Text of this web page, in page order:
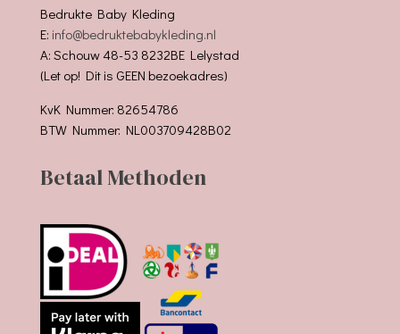
Bedrukte Baby Kleding
E: info@bedruktebabykleding.nl
A: Schouw 48-53 8232BE Lelystad
(Let op! Dit is GEEN bezoekadres)
KvK Nummer: 82654786
BTW Nummer: NL003709428B02
Betaal Methoden